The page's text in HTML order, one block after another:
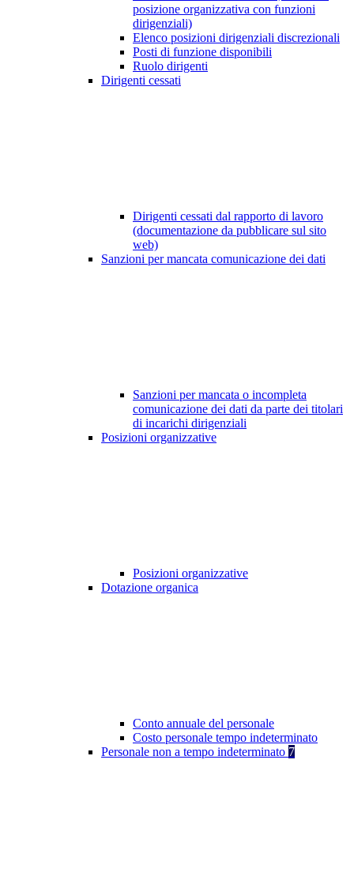
posizione organizzativa con funzioni
dirigenziali)
Elenco posizioni dirigenziali discrezionali
Posti di funzione disponibili
Ruolo dirigenti
Dirigenti cessati
Dirigenti cessati dal rapporto di lavoro
(documentazione da pubblicare sul sito
web)
Sanzioni per mancata comunicazione dei dati
Sanzioni per mancata o incompleta
comunicazione dei dati da parte dei titolari
di incarichi dirigenziali
Posizioni organizzative
Posizioni organizzative
Dotazione organica
Conto annuale del personale
Costo personale tempo indeterminato
Personale non a tempo indeterminato 7